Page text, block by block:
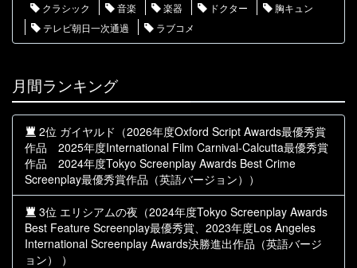
クラシック
音楽 楽器 ドクター
胸キュン
テレビ朝日一次通過
ラブコメ
月間ランキング
2位 ガイヤルド（2026年度Oxford Script Awards最優秀賞
作品 2025年度International Film Carnival-Calcutta最優秀賞
作品 2024年度Tokyo Screenplay Awards Best Crime
Screenplay最優秀賞作品（英語バージョン））
3位 エリシアムの夜（2024年度Tokyo Screenplay Awards
Best Feature Screenplay最優秀賞、2023年度Los Angeles
International Screenplay Awards決勝進出作品（英語バージ
ョン） ）